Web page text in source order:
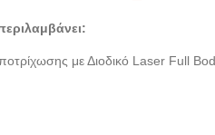
με Διοδικό Laser Full